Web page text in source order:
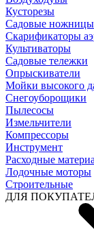
Кусторезы
Садовые ножницы
Скарификаторы
Культиваторы
Садовые тележки
Опрыскиватели
Мойки высокого
Снегоуборощики
Пылесосы
Измельчители
Компрессоры
Инструмент
Расходные
Лодочные моторы
Строительные
ДЛЯ